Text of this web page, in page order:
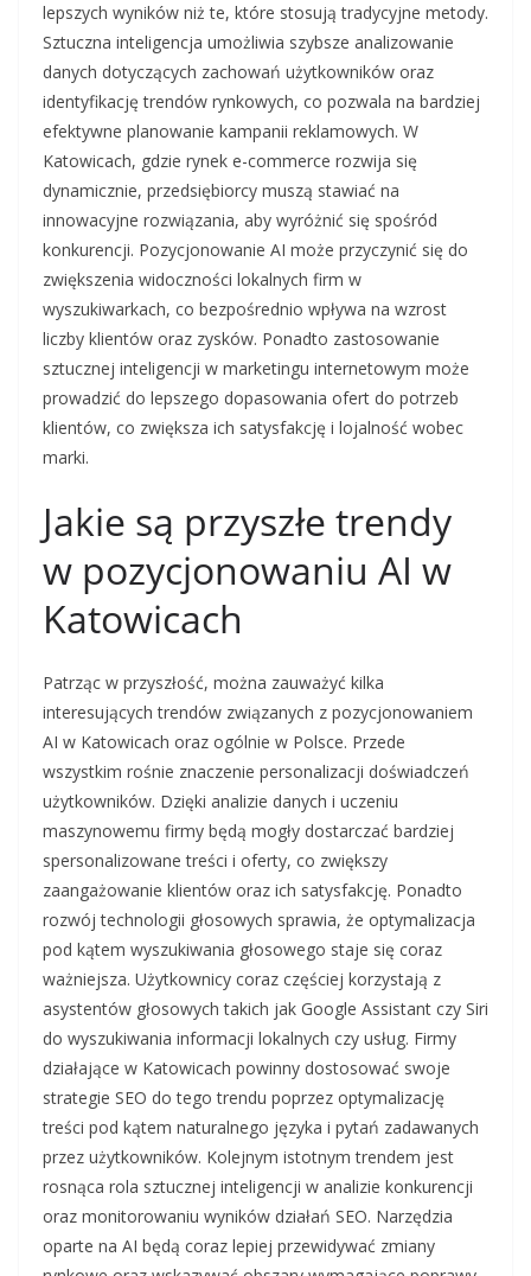
lepszych wyników niż te, które stosują tradycyjne metody.
Sztuczna inteligencja umożliwia szybsze analizowanie
danych dotyczących zachowań użytkowników oraz
identyfikację trendów rynkowych, co pozwala na bardziej
efektywne planowanie kampanii reklamowych. W
Katowicach, gdzie rynek e-commerce rozwija się
dynamicznie, przedsiębiorcy muszą stawiać na
innowacyjne rozwiązania, aby wyróżnić się spośród
konkurencji. Pozycjonowanie AI może przyczynić się do
zwiększenia widoczności lokalnych firm w
wyszukiwarkach, co bezpośrednio wpływa na wzrost
liczby klientów oraz zysków. Ponadto zastosowanie
sztucznej inteligencji w marketingu internetowym może
prowadzić do lepszego dopasowania ofert do potrzeb
klientów, co zwiększa ich satysfakcję i lojalność wobec
marki.
Jakie są przyszłe trendy
w pozycjonowaniu AI w
Katowicach
Patrząc w przyszłość, można zauważyć kilka
interesujących trendów związanych z pozycjonowaniem
AI w Katowicach oraz ogólnie w Polsce. Przede
wszystkim rośnie znaczenie personalizacji doświadczeń
użytkowników. Dzięki analizie danych i uczeniu
maszynowemu firmy będą mogły dostarczać bardziej
spersonalizowane treści i oferty, co zwiększy
zaangażowanie klientów oraz ich satysfakcję. Ponadto
rozwój technologii głosowych sprawia, że optymalizacja
pod kątem wyszukiwania głosowego staje się coraz
ważniejsza. Użytkownicy coraz częściej korzystają z
asystentów głosowych takich jak Google Assistant czy Siri
do wyszukiwania informacji lokalnych czy usług. Firmy
działające w Katowicach powinny dostosować swoje
strategie SEO do tego trendu poprzez optymalizację
treści pod kątem naturalnego języka i pytań zadawanych
przez użytkowników. Kolejnym istotnym trendem jest
rosnąca rola sztucznej inteligencji w analizie konkurencji
oraz monitorowaniu wyników działań SEO. Narzędzia
oparte na AI będą coraz lepiej przewidywać zmiany